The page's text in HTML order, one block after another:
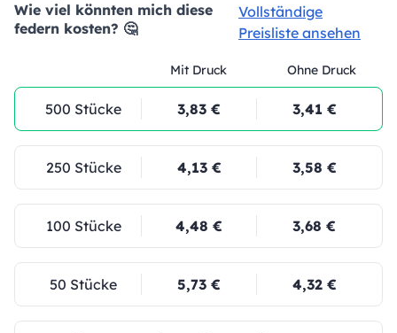
Wie viel könnten mich diese
federn kosten? 🤔
Vollständige
Preisliste ansehen
Mit Druck Ohne Druck
500 Stücke 3,83 € 3,41 €
250 Stücke 4,13 € 3,58 €
100 Stücke 4,48 € 3,68 €
50 Stücke 5,73 € 4,32 €